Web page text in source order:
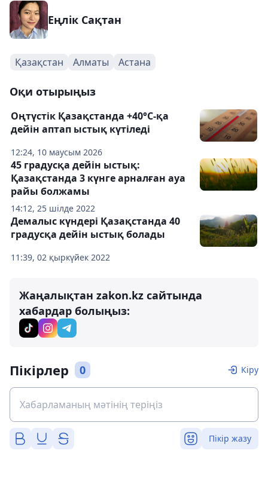
Еңлік Сақтан
Қазақстан Алматы Астана
Оқи отырыңыз
12:24, 10 маусым 2026
Оңтүстік Қазақстанда +40°С-қа
дейін аптап ыстық күтіледі
14:12, 25 шілде 2022
45 градусқа дейін ыстық:
Қазақстанда 3 күнге арналған ауа
райы болжамы
11:39, 02 қыркүйек 2022
Демалыс күндері Қазақстанда 40
градусқа дейін ыстық болады
Жаңалықтан zakon.kz сайтында
хабардар болыңыз:
Пікірлер 0 Кіру
Пікір жазу